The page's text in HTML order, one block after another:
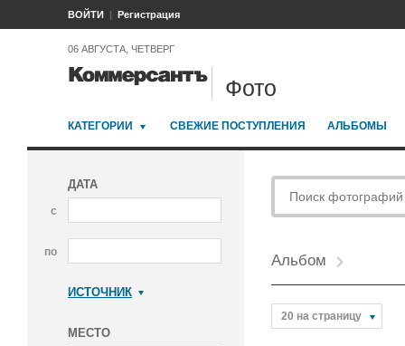
ВОЙТИ Регистрация
06 АВГУСТА, ЧЕТВЕРГ
Фото
КАТЕГОРИИ СВЕЖИЕ ПОСТУПЛЕНИЯ АЛЬБОМЫ
ДАТА
с
по
ИСТОЧНИК
МЕСТО
Альбом
20 на страницу